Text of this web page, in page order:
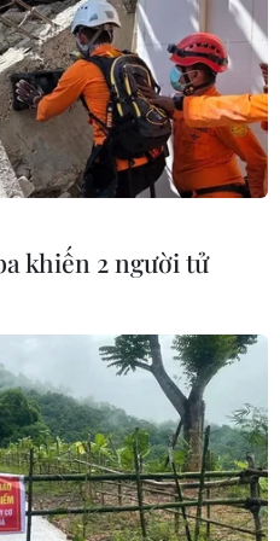
thuộc sự quản lý của Ban
Đảo và đang trong giai
tỉnh Thái Nguyên.
khiến 2 người tử